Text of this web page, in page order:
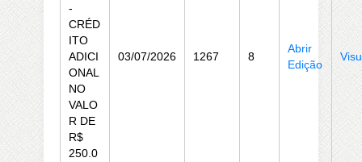
-
CRÉD
ITO
ADICI
ONAL
NO
VALO
R DE
R$
250.0
03/07/2026 1267 8
Abrir
Edição